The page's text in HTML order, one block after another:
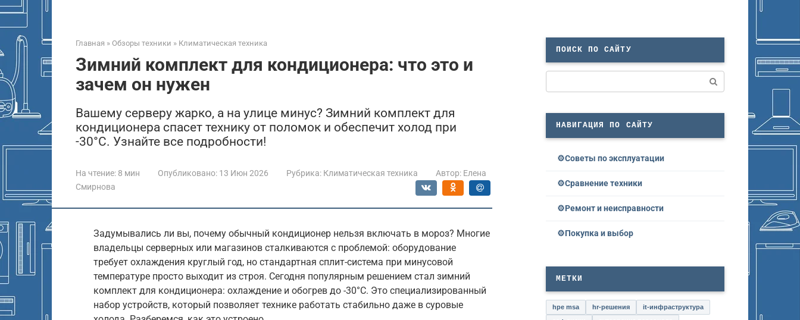
Главная » Обзоры техники » Климатическая техника
Зимний комплект для кондиционера: что это и
зачем он нужен
Вашему серверу жарко, а на улице минус? Зимний комплект для
кондиционера спасет технику от поломок и обеспечит холод при
-30°C. Узнайте все подробности!
На чтение: 8 мин Опубликовано: 13 Июн 2026 Рубрика: Климатическая техника Автор: Елена
Смирнова
Задумывались ли вы, почему обычный кондиционер нельзя включать в мороз? Многие
владельцы серверных или магазинов сталкиваются с проблемой: оборудование
требует охлаждения круглый год, но стандартная сплит-система при минусовой
температуре просто выходит из строя. Сегодня популярным решением стал зимний
комплект для кондиционера: охлаждение и обогрев до -30°C. Это специализированный
набор устройств, который позволяет технике работать стабильно даже в суровые
ПОИСК ПО САЙТУ
НАВИГАЦИЯ ПО САЙТУ
Советы по эксплуатации
Сравнение техники
Ремонт и неисправности
Покупка и выбор
МЕТКИ
hpe msa hr-решения it-инфраструктура